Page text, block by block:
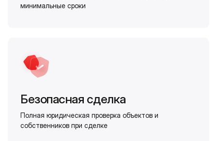
минимальные сроки
Безопасная сделка
Полная юридическая проверка объектов и
собственников при сделке